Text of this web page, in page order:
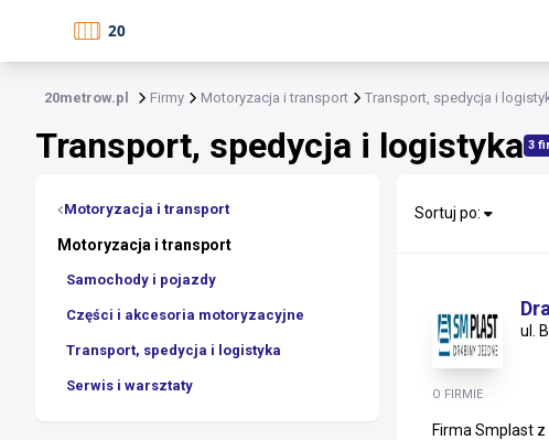
20metrow.pl Firmy Motoryzacja i transport Transport, spedycja i
Transport, spedycja i logistyka 3
Motoryzacja i transport
Motoryzacja i transport
Samochody i pojazdy
Części i akcesoria motoryzacyjne
Transport, spedycja i logistyka
Serwis i warsztaty
Sortuj po:
ul.
O FIRMIE
Firma Smplast